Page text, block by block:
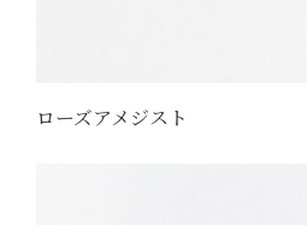
ローズアメジスト